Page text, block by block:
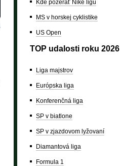
Kde pozerať Niké ligu
MS v horskej cyklistike
US Open
TOP udalosti roku 2026
Liga majstrov
Európska liga
Konferenčná liga
SP v biatlone
SP v zjazdovom lyžovaní
Diamantová liga
Formula 1